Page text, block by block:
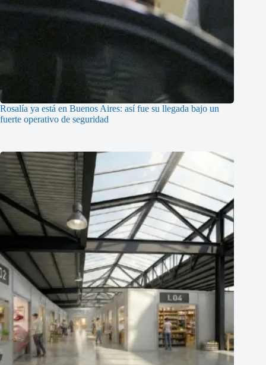
Rosalía ya está en Buenos Aires: así fue su llegada bajo un
fuerte operativo de seguridad